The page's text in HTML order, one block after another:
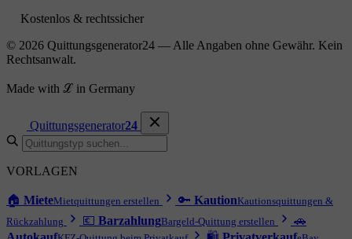
Kostenlos & rechtssicher
© 2026 Quittungsgenerator24 — Alle Angaben ohne Gewähr. Kein
Rechtsanwalt.
Made with ℒ in Germany
Quittungsgenerator24
VORLAGEN
🏠 MieteMietquittungen erstellen 🔑 KautionKautionsquittungen &
Rückzahlung
💶 BarzahlungBargeld-Quittung erstellen
🚗